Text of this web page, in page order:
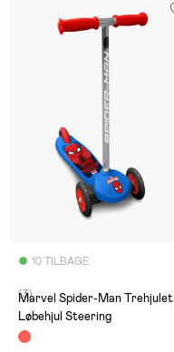
10 TILBAGE
(3)
Marvel Spider-Man Trehjulet
Løbehjul Steering